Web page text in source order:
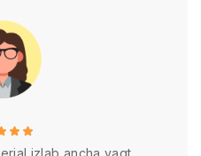
izlab ancha vaqt